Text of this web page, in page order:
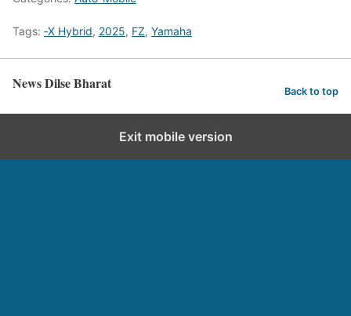
Tags: ‑X Hybrid, 2025, FZ, Yamaha
News Dilse Bharat Back to top
Exit mobile version